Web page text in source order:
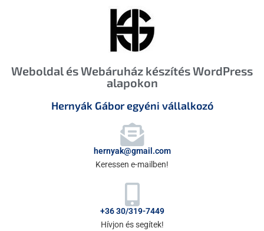
Weboldal és Webáruház készítés WordPress
alapokon
Hernyák Gábor egyéni vállalkozó
hernyak@gmail.com
Keressen e-mailben!
+36 30/319-7449
Hívjon és segítek!